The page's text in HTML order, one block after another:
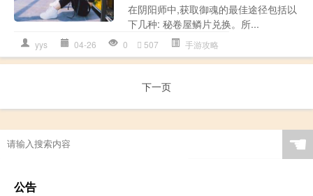
在阴阳师中,获取御魂的最佳途径包括以
下几种: 秘卷屋鳞片兑换。所...
yys 04-26 0 507 手游攻略
下一页
☚
公告